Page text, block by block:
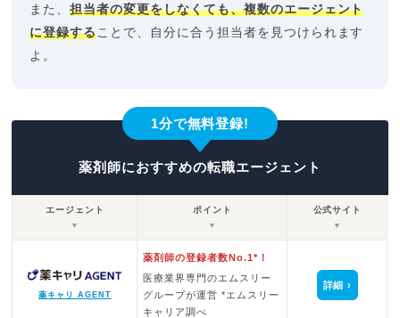
また、担当者の変更をしなくても、複数のエージェント
に登録することで、自分に合う担当者を見つけられます
よ。
1分で無料登録!
薬剤師におすすめの転職エージェント
エージェント
▼
ポイント
▼
公式サイト
▼
薬キャリ AGENT
薬剤師の登録者数No.1*！
医療業界専門のエムスリー
グループが運営 *エムスリー
キャリア調べ
詳細